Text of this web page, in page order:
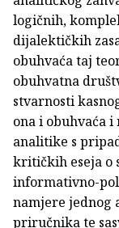
logičnih,
dijalektičkih
obuhvaća taj
obuhvatna
stvarnosti
ona i obuhvaća
analitike s
kritičkih eseja o
informativno-
namjere jednog
priručnika te